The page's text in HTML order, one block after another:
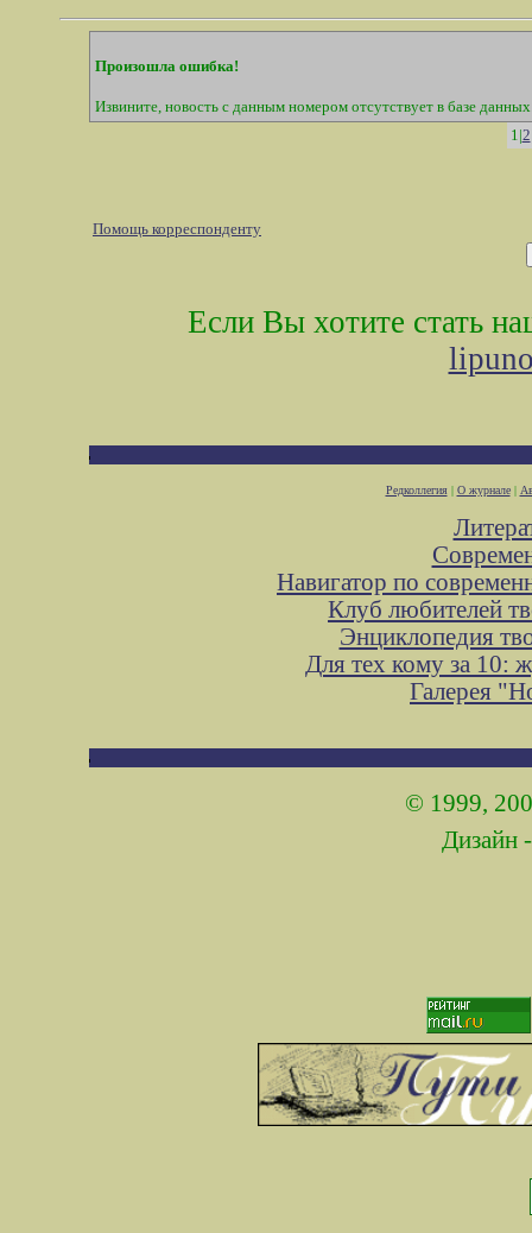
Произошла ошибка!
Извините, новость с данным номером отсутствует в базе
1|2
Помощь корреспонденту
Если Вы хотите стать
Редколлегия| О журнале|
Навигатор по
Клуб любителей
Энциклопедия
Для тех кому за 10:
Галерея
© 1999,
Дизайн